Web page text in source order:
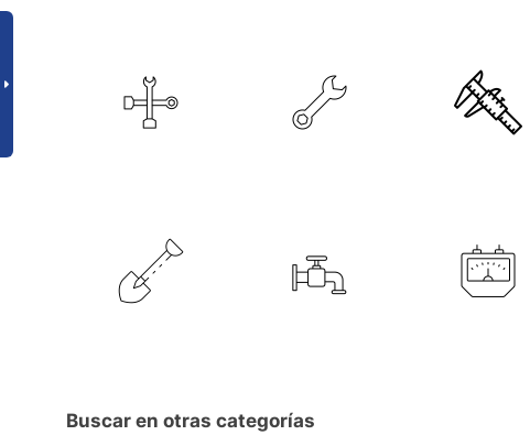
Buscar en otras categorías